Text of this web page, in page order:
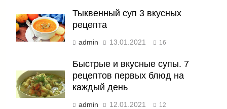
Тыквенный суп 3 вкусных
рецепта
admin 13.01.2021 16
Быстрые и вкусные супы. 7
рецептов первых блюд на
каждый день
admin 12.01.2021 12